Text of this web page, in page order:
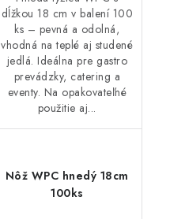
dĺžkou 18 cm v balení 100
ks – pevná a odolná,
vhodná na teplé aj studené
jedlá. Ideálna pre gastro
prevádzky, catering a
eventy. Na opakovateľné
použitie aj...
Nôž WPC hnedý 18cm
100ks